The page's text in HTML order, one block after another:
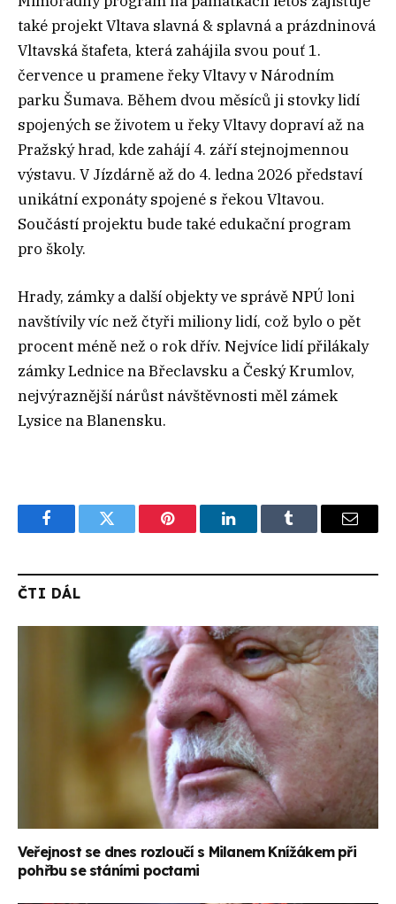
také projekt Vltava slavná & splavná a prázdninová
Vltavská štafeta, která zahájila svou pouť 1.
července u pramene řeky Vltavy v Národním
parku Šumava. Během dvou měsíců ji stovky lidí
spojených se životem u řeky Vltavy dopraví až na
Pražský hrad, kde zahájí 4. září stejnojmennou
výstavu. V Jízdárně až do 4. ledna 2026 představí
unikátní exponáty spojené s řekou Vltavou.
Součástí projektu bude také edukační program
pro školy.
Hrady, zámky a další objekty ve správě NPÚ loni
navštívily víc než čtyři miliony lidí, což bylo o pět
procent méně než o rok dřív. Nejvíce lidí přilákaly
zámky Lednice na Břeclavsku a Český Krumlov,
nejvýraznější nárůst návštěvnosti měl zámek
Lysice na Blanensku.
FacebookTwitter Pinterest LinkedInTumblr Email
ČTI DÁL
Veřejnost se dnes rozloučí s Milanem Knížákem při
pohřbu se stáními poctami